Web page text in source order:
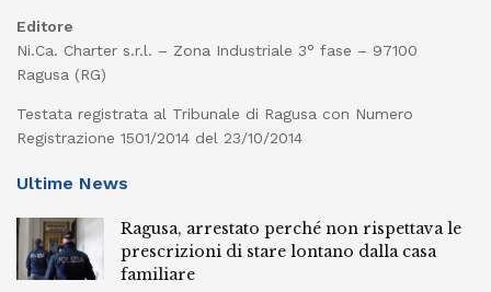
Editore
Ni.Ca. Charter s.r.l. – Zona Industriale 3° fase – 97100
Ragusa (RG)
Testata registrata al Tribunale di Ragusa con Numero
Registrazione 1501/2014 del 23/10/2014
Ultime News
Ragusa, arrestato perché non rispettava le
prescrizioni di stare lontano dalla casa
familiare